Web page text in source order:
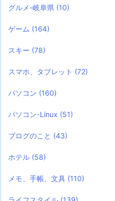
グルメ-岐阜県 (10)
ゲーム (164)
スキー (78)
スマホ、タブレット (72)
パソコン (160)
パソコン-Linux (51)
ブログのこと (43)
ホテル (58)
メモ、手帳、文具 (110)